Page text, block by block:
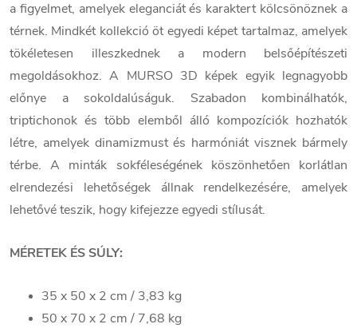
a figyelmet, amelyek eleganciát és karaktert kölcsönöznek a
térnek. Mindkét kollekció öt egyedi képet tartalmaz, amelyek
tökéletesen illeszkednek a modern belsőépítészeti
megoldásokhoz. A MURSO 3D képek egyik legnagyobb
előnye a sokoldalúságuk. Szabadon kombinálhatók,
triptichonok és több elemből álló kompozíciók hozhatók
létre, amelyek dinamizmust és harmóniát visznek bármely
térbe. A minták sokféleségének köszönhetően korlátlan
elrendezési lehetőségek állnak rendelkezésére, amelyek
lehetővé teszik, hogy kifejezze egyedi stílusát.
MÉRETEK ÉS SÚLY:
35 x 50 x 2 cm / 3,83 kg
50 x 70 x 2 cm / 7,68 kg